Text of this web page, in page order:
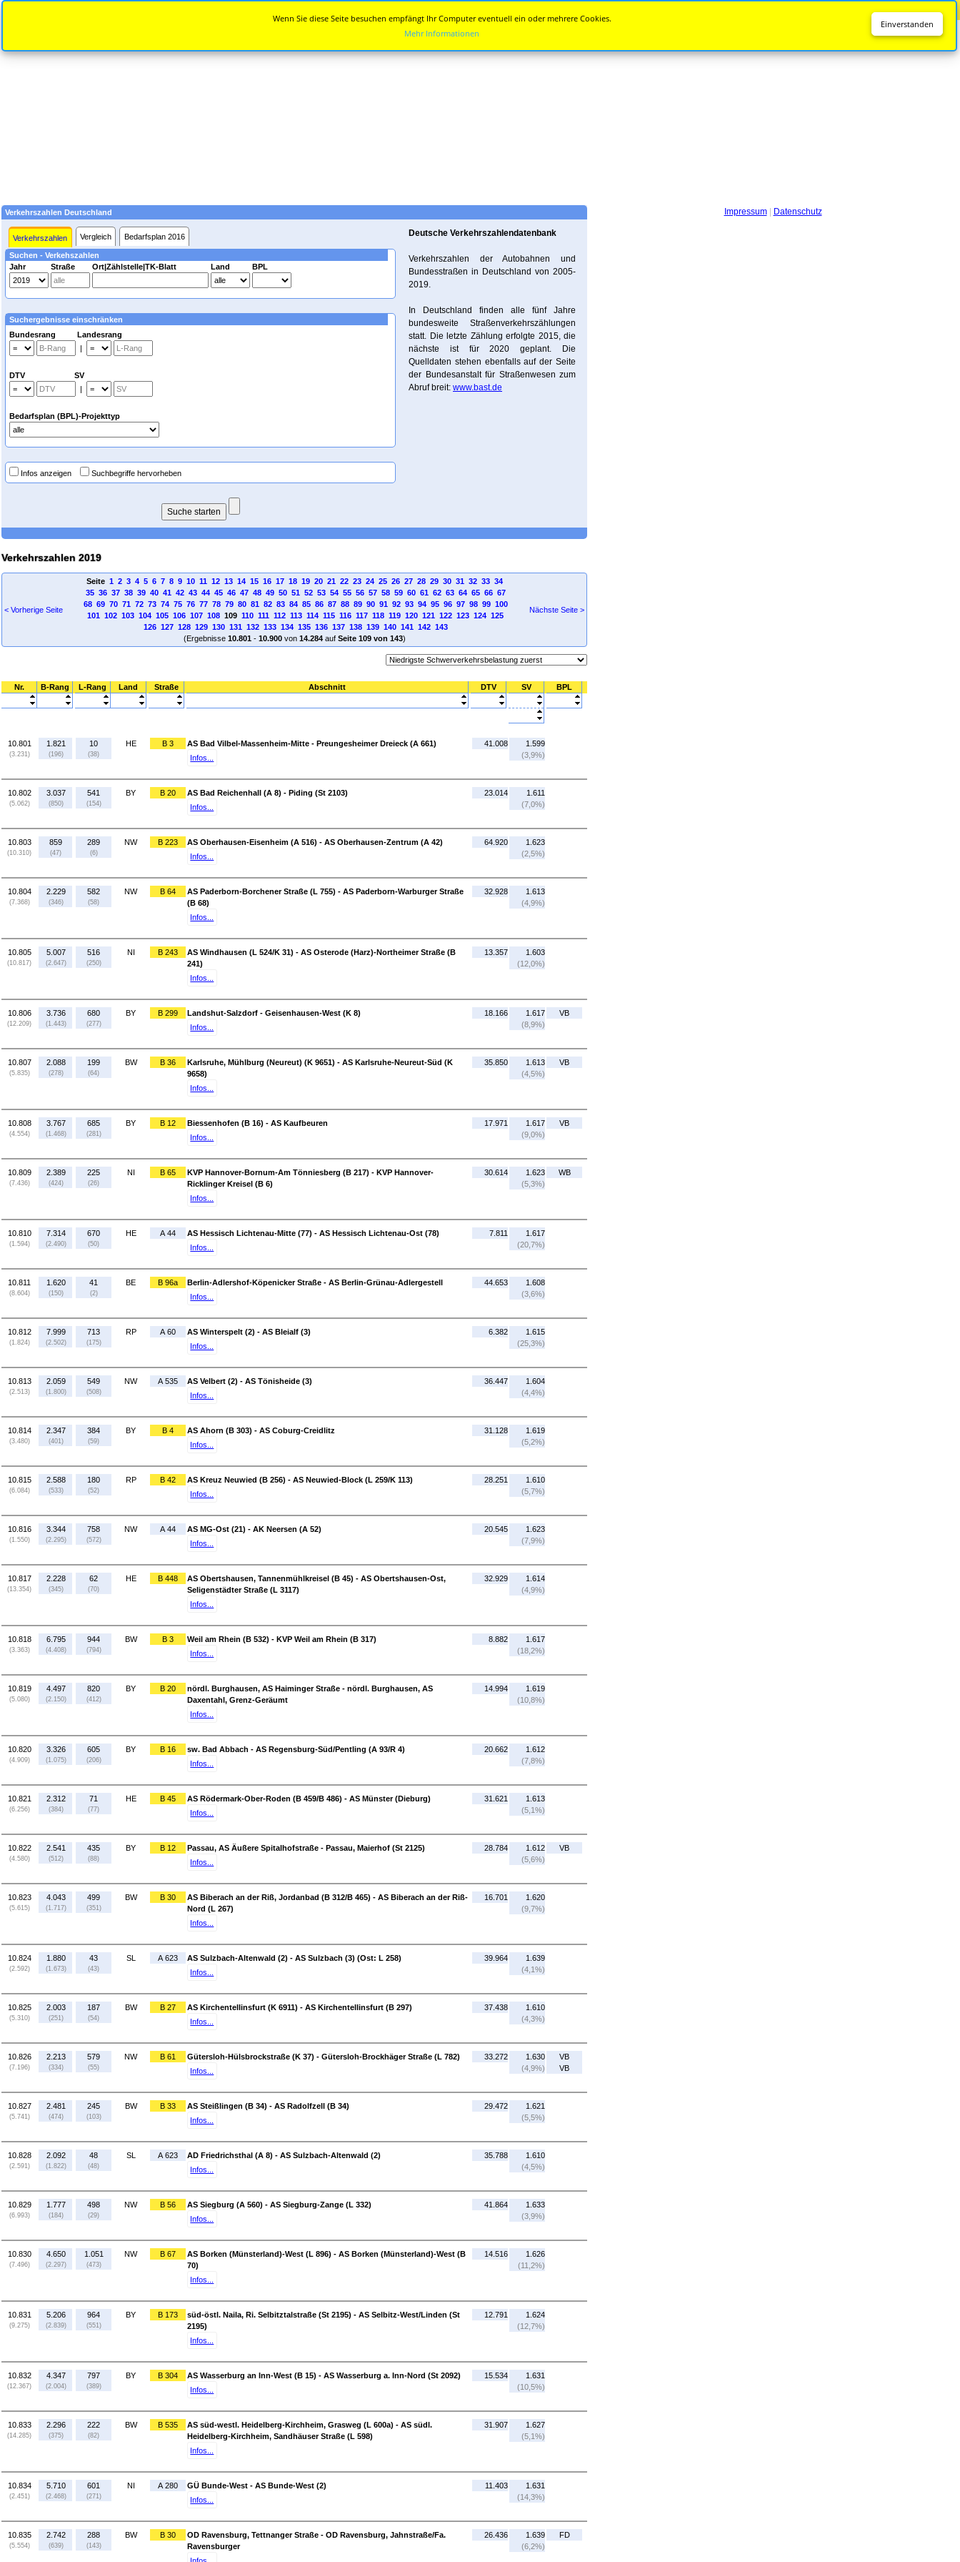
Verkehrszahlen Deutschland
Verkehrszahlen Vergleich Bedarfsplan 2016
Suchen - Verkehszahlen
Jahr
Straße Ort|Zählstelle|TK-Blatt Land BPL
Suchergebnisse einschränken
Bundesrang Landesrang
|
DTV SV
|
Bedarfsplan (BPL)-Projekttyp
Infos anzeigen Suchbegriffe hervorheben
Deutsche Verkehrszahlendatenbank
Verkehrszahlen der Autobahnen und
Bundesstraßen in Deutschland von 2005-
2019.
In Deutschland finden alle fünf Jahre
bundesweite Straßenverkehrszählungen
statt. Die letzte Zählung erfolgte 2015, die
nächste ist für 2020 geplant. Die
Quelldaten stehen ebenfalls auf der Seite
der Bundesanstalt für Straßenwesen zum
Abruf breit: www.bast.de
Verkehrszahlen 2019
< Vorherige Seite
Seite 1 2 3 4 5 6 7 8 9 10 11 12 13 14 15 16 17 18 19 20 21 22 23 24 25 26 27 28 29 30 31 32 33 34
35 36 37 38 39 40 41 42 43 44 45 46 47 48 49 50 51 52 53 54 55 56 57 58 59 60 61 62 63 64 65 66 67
68 69 70 71 72 73 74 75 76 77 78 79 80 81 82 83 84 85 86 87 88 89 90 91 92 93 94 95 96 97 98 99 100
101 102 103 104 105 106 107 108 109 110 111 112 113 114 115 116 117 118 119 120 121 122 123 124 125
126 127 128 129 130 131 132 133 134 135 136 137 138 139 140 141 142 143
(Ergebnisse 10.801- 10.900von 14.284auf Seite 109 von 143)
Nächste Seite >
Nr. B-Rang L-Rang Land Straße Abschnitt DTV SV BPL
10.801
(3.231)
1.821
(196)
10
(38)
HE B 3
AS Bad Vilbel-Massenheim-Mitte - Preungesheimer Dreieck (A 661)
Infos...
41.008
1.599
(3,9%)
10.802
(5.062)
3.037
(850)
541
(154)
BY B 20
AS Bad Reichenhall (A 8) - Piding (St 2103)
Infos...
23.014
1.611
(7,0%)
10.803
(10.310)
859
(47)
289
(6)
NW B 223
AS Oberhausen-Eisenheim (A 516) - AS Oberhausen-Zentrum (A 42)
Infos...
64.920
1.623
(2,5%)
10.804
(7.368)
2.229
(346)
582
(58)
NW B 64
AS Paderborn-Borchener Straße (L 755) - AS Paderborn-Warburger Straße
(B 68)
Infos...
32.928
1.613
(4,9%)
10.805
(10.817)
5.007
(2.647)
516
(250)
NI B 243
AS Windhausen (L 524/K 31) - AS Osterode (Harz)-Northeimer Straße (B
241)
Infos...
13.357
1.603
(12,0%)
10.806
(12.209)
3.736
(1.443)
680
(277)
BY B 299
Landshut-Salzdorf - Geisenhausen-West (K 8)
Infos...
18.166
1.617
(8,9%)
VB
10.807
(5.835)
2.088
(278)
199
(64)
BW B 36
Karlsruhe, Mühlburg (Neureut) (K 9651) - AS Karlsruhe-Neureut-Süd (K
9658)
Infos...
35.850
1.613
(4,5%)
VB
10.808
(4.554)
3.767
(1.468)
685
(281)
BY B 12
Biessenhofen (B 16) - AS Kaufbeuren
Infos...
17.971
1.617
(9,0%)
VB
10.809
(7.436)
2.389
(424)
225
(26)
NI B 65
KVP Hannover-Bornum-Am Tönniesberg (B 217) - KVP Hannover-
Ricklinger Kreisel (B 6)
Infos...
30.614
1.623
(5,3%)
WB
10.810
(1.594)
7.314
(2.490)
670
(50)
HE A 44
AS Hessisch Lichtenau-Mitte (77) - AS Hessisch Lichtenau-Ost (78)
Infos...
7.811
1.617
(20,7%)
10.811
(8.604)
1.620
(150)
41
(2)
BE B 96a
Berlin-Adlershof-Köpenicker Straße - AS Berlin-Grünau-Adlergestell
Infos...
44.653
1.608
(3,6%)
10.812
(1.824)
7.999
(2.502)
713
(175)
RP A 60
AS Winterspelt (2) - AS Bleialf (3)
Infos...
6.382
1.615
(25,3%)
10.813
(2.513)
2.059
(1.800)
549
(508)
NW A 535
AS Velbert (2) - AS Tönisheide (3)
Infos...
36.447
1.604
(4,4%)
10.814
(3.480)
2.347
(401)
384
(59)
BY B 4
AS Ahorn (B 303) - AS Coburg-Creidlitz
Infos...
31.128
1.619
(5,2%)
10.815
(6.084)
2.588
(533)
180
(52)
RP B 42
AS Kreuz Neuwied (B 256) - AS Neuwied-Block (L 259/K 113)
Infos...
28.251
1.610
(5,7%)
10.816
(1.550)
3.344
(2.295)
758
(572)
NW A 44
AS MG-Ost (21) - AK Neersen (A 52)
Infos...
20.545
1.623
(7,9%)
10.817
(13.354)
2.228
(345)
62
(70)
HE B 448
AS Obertshausen, Tannenmühlkreisel (B 45) - AS Obertshausen-Ost,
Seligenstädter Straße (L 3117)
Infos...
32.929
1.614
(4,9%)
10.818
(3.363)
6.795
(4.408)
944
(794)
BW B 3
Weil am Rhein (B 532) - KVP Weil am Rhein (B 317)
Infos...
8.882
1.617
(18,2%)
10.819
(5.080)
4.497
(2.150)
820
(412)
BY B 20
nördl. Burghausen, AS Haiminger Straße - nördl. Burghausen, AS
Daxentahl, Grenz-Geräumt
Infos...
14.994
1.619
(10,8%)
10.820
(4.909)
3.326
(1.075)
605
(206)
BY B 16
sw. Bad Abbach - AS Regensburg-Süd/Pentling (A 93/R 4)
Infos...
20.662
1.612
(7,8%)
10.821
(6.256)
2.312
(384)
71
(77)
HE B 45
AS Rödermark-Ober-Roden (B 459/B 486) - AS Münster (Dieburg)
Infos...
31.621
1.613
(5,1%)
10.822
(4.580)
2.541
(512)
435
(88)
BY B 12
Passau, AS Äußere Spitalhofstraße - Passau, Maierhof (St 2125)
Infos...
28.784
1.612
(5,6%)
VB
10.823
(5.615)
4.043
(1.717)
499
(351)
BW B 30
AS Biberach an der Riß, Jordanbad (B 312/B 465) - AS Biberach an der Riß-
Nord (L 267)
Infos...
16.701
1.620
(9,7%)
10.824
(2.592)
1.880
(1.673)
43
(43)
SL A 623
AS Sulzbach-Altenwald (2) - AS Sulzbach (3) (Ost: L 258)
Infos...
39.964
1.639
(4,1%)
10.825
(5.310)
2.003
(251)
187
(54)
BW B 27
AS Kirchentellinsfurt (K 6911) - AS Kirchentellinsfurt (B 297)
Infos...
37.438
1.610
(4,3%)
10.826
(7.196)
2.213
(334)
579
(55)
NW B 61
Gütersloh-Hülsbrockstraße (K 37) - Gütersloh-Brockhäger Straße (L 782)
Infos...
33.272
1.630
(4,9%)
VB
VB
10.827
(5.741)
2.481
(474)
245
(103)
BW B 33
AS Steißlingen (B 34) - AS Radolfzell (B 34)
Infos...
29.472
1.621
(5,5%)
10.828
(2.591)
2.092
(1.822)
48
(48)
SL A 623
AD Friedrichsthal (A 8) - AS Sulzbach-Altenwald (2)
Infos...
35.788
1.610
(4,5%)
10.829
(6.993)
1.777
(184)
498
(29)
NW B 56
AS Siegburg (A 560) - AS Siegburg-Zange (L 332)
Infos...
41.864
1.633
(3,9%)
10.830
(7.496)
4.650
(2.297)
1.051
(473)
NW B 67
AS Borken (Münsterland)-West (L 896) - AS Borken (Münsterland)-West (B
70)
Infos...
14.516
1.626
(11,2%)
10.831
(9.275)
5.206
(2.839)
964
(551)
BY B 173
süd-östl. Naila, Ri. Selbitztalstraße (St 2195) - AS Selbitz-West/Linden (St
2195)
Infos...
12.791
1.624
(12,7%)
10.832
(12.367)
4.347
(2.004)
797
(389)
BY B 304
AS Wasserburg an Inn-West (B 15) - AS Wasserburg a. Inn-Nord (St 2092)
Infos...
15.534
1.631
(10,5%)
10.833
(14.285)
2.296
(375)
222
(82)
BW B 535
AS süd-westl. Heidelberg-Kirchheim, Grasweg (L 600a) - AS südl.
Heidelberg-Kirchheim, Sandhäuser Straße (L 598)
Infos...
31.907
1.627
(5,1%)
10.834
(2.451)
5.710
(2.468)
601
(271)
NI A 280
GÜ Bunde-West - AS Bunde-West (2)
Infos...
11.403
1.631
(14,3%)
10.835
(5.554)
2.742
(639)
288
(143)
BW B 30
OD Ravensburg, Tettnanger Straße - OD Ravensburg, Jahnstraße/Fa.
Ravensburger
26.436
1.639
(6,2%)
FD
Impressum| Datenschutz
Einverstanden
Wenn Sie diese Seite besuchen empfängt Ihr Computer eventuell ein oder mehrere Cookies.
Mehr Informationen